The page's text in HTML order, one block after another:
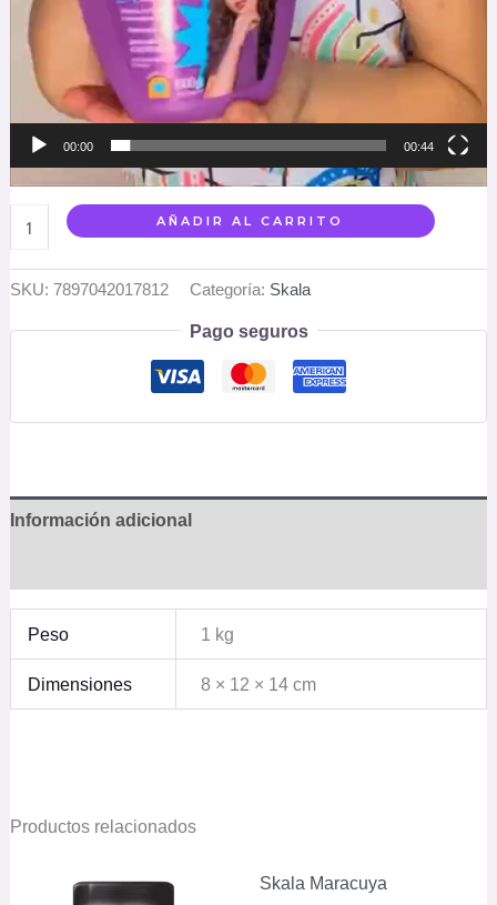
00:00 00:44
AÑADIR AL CARRITO
SKU: 7897042017812 Categoría: Skala
Pago seguros
Información adicional
Peso 1 kg
Dimensiones 8 × 12 × 14 cm
Productos relacionados
Skala Maracuya